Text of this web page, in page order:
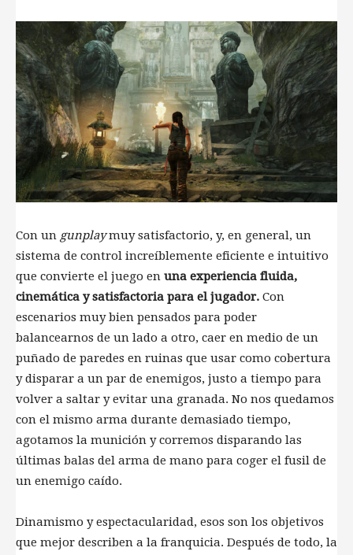
Con un gunplaymuy satisfactorio, y, en general, un
sistema de control increíblemente eficiente e intuitivo
que convierte el juego en una experiencia fluida,
cinemática y satisfactoria para el jugador. Con
escenarios muy bien pensados para poder
balancearnos de un lado a otro, caer en medio de un
puñado de paredes en ruinas que usar como cobertura
y disparar a un par de enemigos, justo a tiempo para
volver a saltar y evitar una granada. No nos quedamos
con el mismo arma durante demasiado tiempo,
agotamos la munición y corremos disparando las
últimas balas del arma de mano para coger el fusil de
un enemigo caído.
Dinamismo y espectacularidad, esos son los objetivos
que mejor describen a la franquicia. Después de todo, la